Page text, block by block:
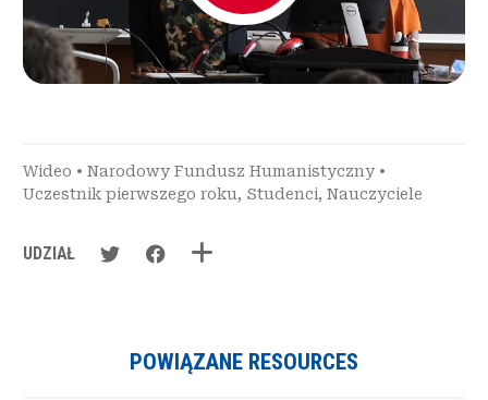
Wideo • Narodowy Fundusz Humanistyczny •
Uczestnik pierwszego roku, Studenci, Nauczyciele
UDZIAŁ
POWIĄZANE RESOURCES